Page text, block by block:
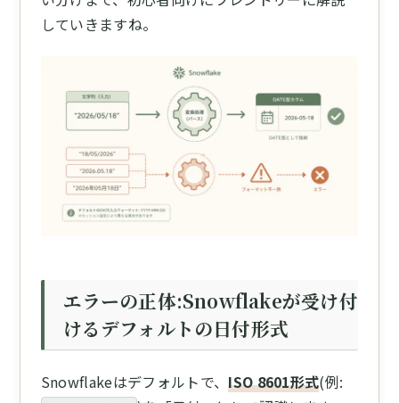
していきますね。
エラーの正体:Snowflakeが受け付
けるデフォルトの日付形式
Snowflakeはデフォルトで、ISO 8601形式(例: